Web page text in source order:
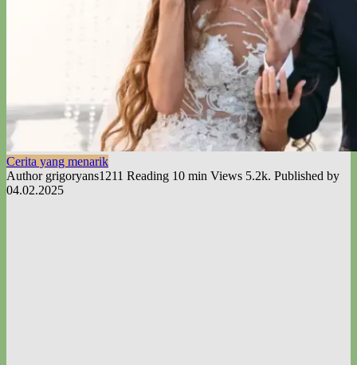
Cerita yang menarik
Author grigoryans1211 Reading 10 min Views 5.2k. Published by
04.02.2025